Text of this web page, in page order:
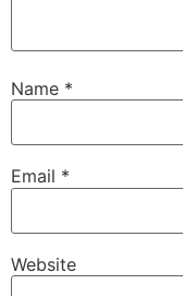
Name *
Email *
Website